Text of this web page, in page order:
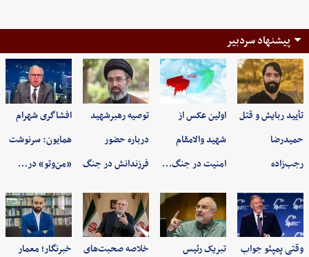
پیشنهاد سردبیر
تأیید ربایش و قتل
حمیدرضا
رجب‌زاده
اولین عکس از
شهید والامقام
امنیت در جنگ…
توصیه رهبرشهید
درباره حضور
فرزندانش در جنگ
افشاگری شهرام
همایون: سرنوشت
«من‌وتو» در…
وقتی پمپئو جواب تبریک رئیس خلاصه صحبت‌های خبرنگار؛ معمار